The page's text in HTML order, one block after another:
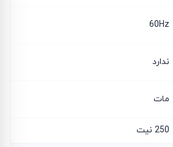
60Hz
ندارد
مات
250 نیت